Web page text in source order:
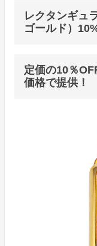
レクタンギュ
ゴールド）
定価の10％
価格で提供！